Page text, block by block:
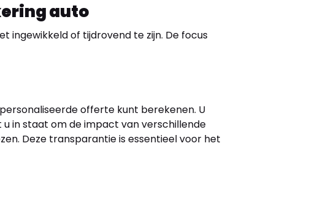
auto
ingewikkeld of tijdrovend te zijn. De focus
offerte kunt berekenen. U
in staat om de impact van verschillende
Deze transparantie is essentieel voor het